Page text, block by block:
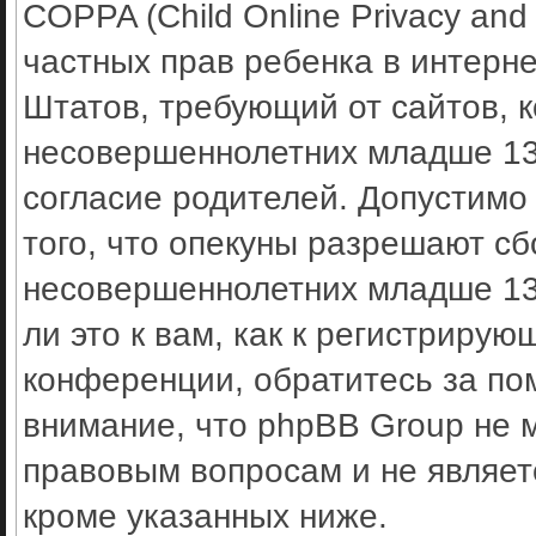
COPPA (Child Online Privacy
частных прав ребенка в
Штатов, требующий от сайтов,
несовершеннолетних младше
согласие родителей.
того, что опекуны разрешают
несовершеннолетних младше
ли это к вам, как к
конференции, обратитесь за
внимание, что phpBB Group не
правовым вопросам и не
кроме указанных ниже.